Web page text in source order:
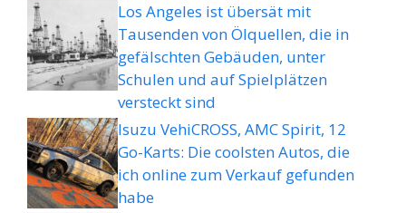
Los Angeles ist übersät mit
Tausenden von Ölquellen, die in
gefälschten Gebäuden, unter
Schulen und auf Spielplätzen
versteckt sind
Isuzu VehiCROSS, AMC Spirit, 12
Go-Karts: Die coolsten Autos, die
ich online zum Verkauf gefunden
habe